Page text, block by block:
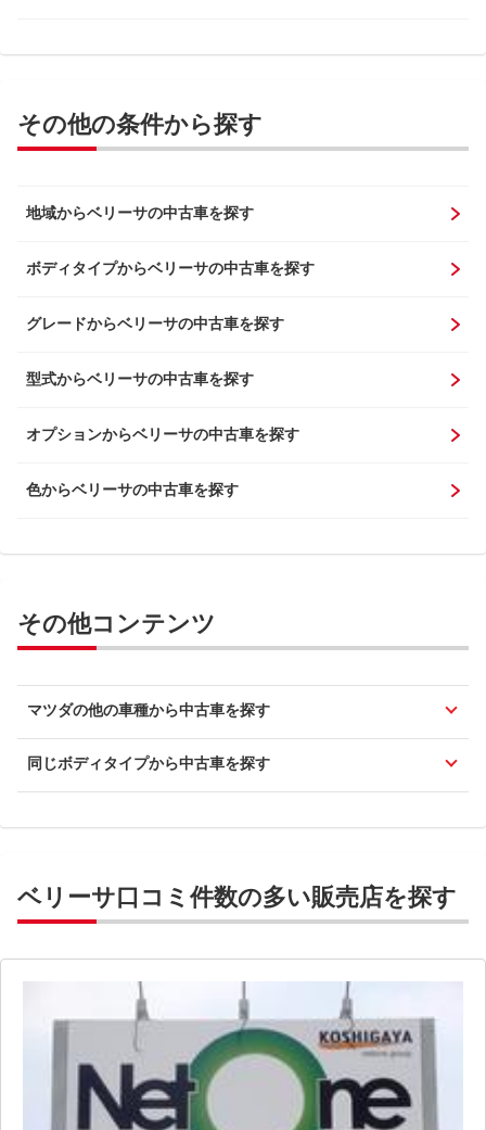
その他の条件から探す
地域からベリーサの中古車を探す
ボディタイプからベリーサの中古車を探す
グレードからベリーサの中古車を探す
型式からベリーサの中古車を探す
オプションからベリーサの中古車を探す
色からベリーサの中古車を探す
その他コンテンツ
マツダの他の車種から中古車を探す
同じボディタイプから中古車を探す
ベリーサ口コミ件数の多い販売店を探す